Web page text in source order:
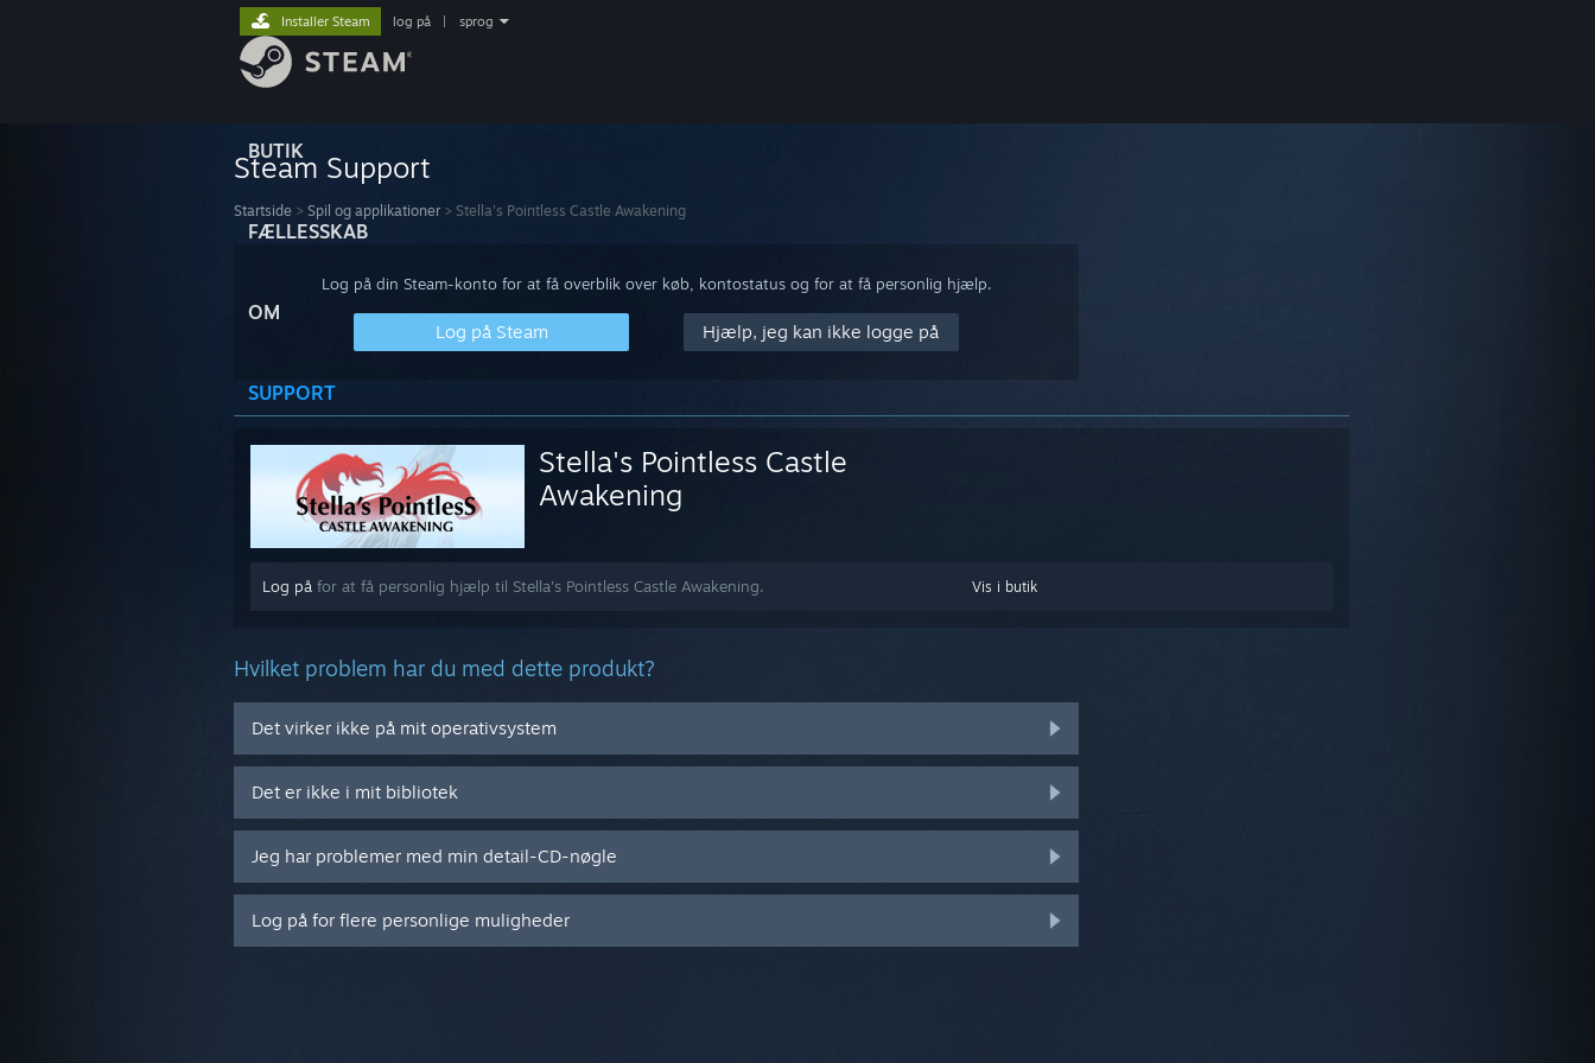
BUTIK
FÆLLESSKAB
OM
SUPPORT
Installer Steam log på sprog
Steam Support
Startside > Spil og applikationer > Stella's Pointless Castle Awakening
Log på din Steam-konto for at få overblik over køb, kontostatus og for at få personlig hjælp.
Log på Steam Hjælp, jeg kan ikke logge på
Stella's Pointless Castle
Awakening
Vis i butik
Log på for at få personlig hjælp til Stella's Pointless Castle Awakening.
Hvilket problem har du med dette produkt?
Det virker ikke på mit operativsystem
Det er ikke i mit bibliotek
Jeg har problemer med min detail-CD-nøgle
Log på for flere personlige muligheder